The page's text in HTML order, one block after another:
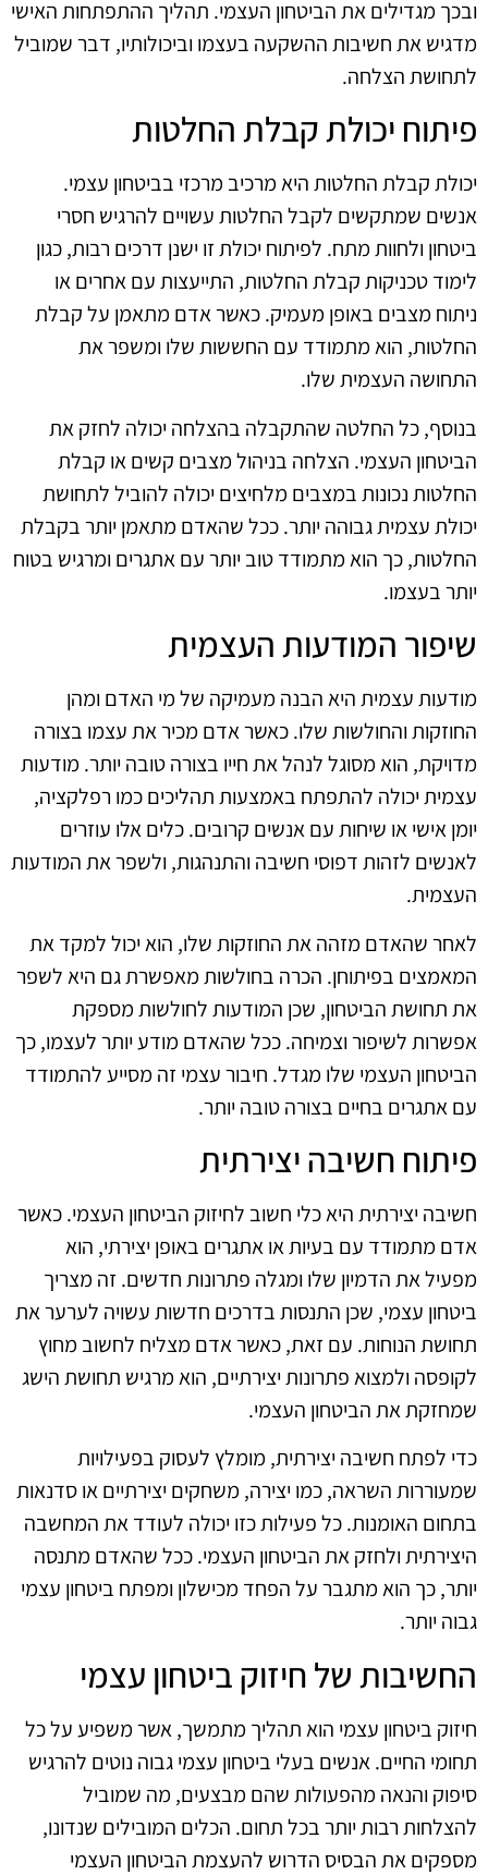
ובכך מגדילים את הביטחון העצמי. תהליך ההתפתחות האישי
מדגיש את חשיבות ההשקעה בעצמו וביכולותיו, דבר שמוביל
לתחושת הצלחה.
פיתוח יכולת קבלת החלטות
יכולת קבלת החלטות היא מרכיב מרכזי בביטחון עצמי.
אנשים שמתקשים לקבל החלטות עשויים להרגיש חסרי
ביטחון ולחוות מתח. לפיתוח יכולת זו ישנן דרכים רבות, כגון
לימוד טכניקות קבלת החלטות, התייעצות עם אחרים או
ניתוח מצבים באופן מעמיק. כאשר אדם מתאמן על קבלת
החלטות, הוא מתמודד עם החששות שלו ומשפר את
התחושה העצמית שלו.
בנוסף, כל החלטה שהתקבלה בהצלחה יכולה לחזק את
הביטחון העצמי. הצלחה בניהול מצבים קשים או קבלת
החלטות נכונות במצבים מלחיצים יכולה להוביל לתחושת
יכולת עצמית גבוהה יותר. ככל שהאדם מתאמן יותר בקבלת
החלטות, כך הוא מתמודד טוב יותר עם אתגרים ומרגיש בטוח
יותר בעצמו.
שיפור המודעות העצמית
מודעות עצמית היא הבנה מעמיקה של מי האדם ומהן
החוזקות והחולשות שלו. כאשר אדם מכיר את עצמו בצורה
מדויקת, הוא מסוגל לנהל את חייו בצורה טובה יותר. מודעות
עצמית יכולה להתפתח באמצעות תהליכים כמו רפלקציה,
יומן אישי או שיחות עם אנשים קרובים. כלים אלו עוזרים
לאנשים לזהות דפוסי חשיבה והתנהגות, ולשפר את המודעות
העצמית.
לאחר שהאדם מזהה את החוזקות שלו, הוא יכול למקד את
המאמצים בפיתוחן. הכרה בחולשות מאפשרת גם היא לשפר
את תחושת הביטחון, שכן המודעות לחולשות מספקת
אפשרות לשיפור וצמיחה. ככל שהאדם מודע יותר לעצמו, כך
הביטחון העצמי שלו מגדל. חיבור עצמי זה מסייע להתמודד
עם אתגרים בחיים בצורה טובה יותר.
פיתוח חשיבה יצירתית
חשיבה יצירתית היא כלי חשוב לחיזוק הביטחון העצמי. כאשר
אדם מתמודד עם בעיות או אתגרים באופן יצירתי, הוא
מפעיל את הדמיון שלו ומגלה פתרונות חדשים. זה מצריך
ביטחון עצמי, שכן התנסות בדרכים חדשות עשויה לערער את
תחושת הנוחות. עם זאת, כאשר אדם מצליח לחשוב מחוץ
לקופסה ולמצוא פתרונות יצירתיים, הוא מרגיש תחושת הישג
שמחזקת את הביטחון העצמי.
כדי לפתח חשיבה יצירתית, מומלץ לעסוק בפעילויות
שמעוררות השראה, כמו יצירה, משחקים יצירתיים או סדנאות
בתחום האומנות. כל פעילות כזו יכולה לעודד את המחשבה
היצירתית ולחזק את הביטחון העצמי. ככל שהאדם מתנסה
יותר, כך הוא מתגבר על הפחד מכישלון ומפתח ביטחון עצמי
גבוה יותר.
החשיבות של חיזוק ביטחון עצמי
חיזוק ביטחון עצמי הוא תהליך מתמשך, אשר משפיע על כל
תחומי החיים. אנשים בעלי ביטחון עצמי גבוה נוטים להרגיש
סיפוק והנאה מהפעולות שהם מבצעים, מה שמוביל
להצלחות רבות יותר בכל תחום. הכלים המובילים שנדונו,
מספקים את הבסיס הדרוש להעצמת הביטחון העצמי